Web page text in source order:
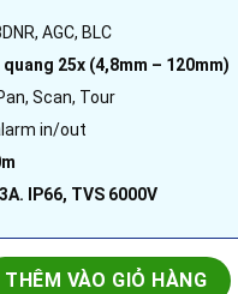
AGC, BLC
25x (4,8mm – 120mm)
Scan, Tour
in/out
IP66, TVS 6000V
Starlight | DH-
THÊM VÀO GIỎ HÀNG